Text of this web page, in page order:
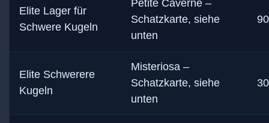
Elite Lager für
Schwere Kugeln
Petite Caverne –
Schatzkarte, siehe
unten
Elite Schwerere
Kugeln
Misteriosa –
Schatzkarte, siehe
unten